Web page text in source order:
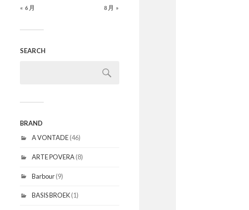
« 6月 8月 »
SEARCH
BRAND
A VONTADE(46)
ARTE POVERA (8)
Barbour(9)
BASIS BROEK(1)